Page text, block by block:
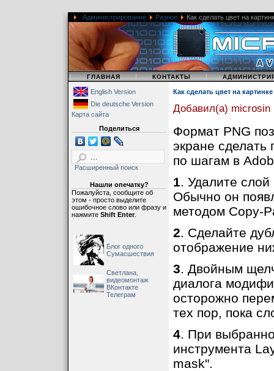
Администрирование Разное Как сделать цвет на
| ГЛАВНАЯ | КОНТАКТЫ |
English Version
Die deutsche Version
Карта сайта
Поделиться
Расширенный поиск
Нашли опечатку?
Пожалуйста, сообщите об
этом - просто выделите
ошибочное слово или фразу и
нажмите Shift Enter.
Блог одного
Сумасшествия
Светлана,
видеомонтаж
ВКонтакте
Телеграм
Как сделать цвет на
Добавил(а) microsin
Формат PNG
экране сделать
по шагам в
1. Удалите
Обычно он
методом Copy-
2. Сделайте
отображение
3. Двойным
диалога
осторожно
тех пор, пока
4. При
инструмента
mask".